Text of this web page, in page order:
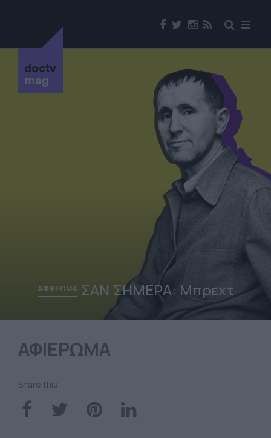
doctv
mag
ΑΦΙΕΡΩΜΑ ΣΑΝ ΣΗΜΕΡΑ: Μπρεχτ
ΑΦΙΕΡΩΜΑ
Share this